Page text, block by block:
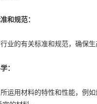
和规范：
业的有关标准和规范，确保生
：
运用材料的特性和性能，例如